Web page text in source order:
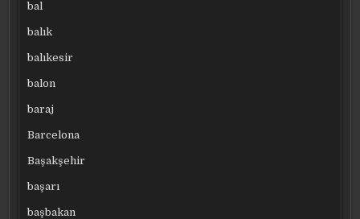
bal
balık
balıkesir
balon
baraj
Barcelona
Başakşehir
başarı
başbakan